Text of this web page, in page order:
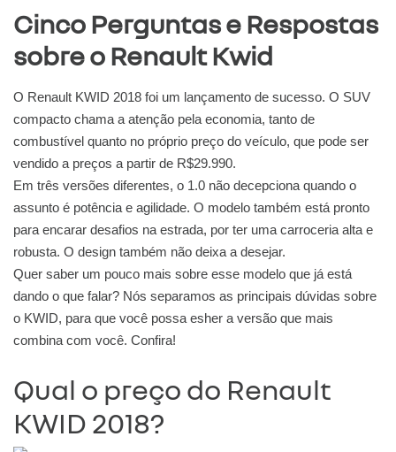
Cinco Perguntas e Respostas
sobre o Renault Kwid
O Renault KWID 2018 foi um lançamento de sucesso. O SUV
compacto chama a atenção pela economia, tanto de
combustível quanto no próprio preço do veículo, que pode ser
vendido a preços a partir de R$29.990.
Em três versões diferentes, o 1.0 não decepciona quando o
assunto é potência e agilidade. O modelo também está pronto
para encarar desafios na estrada, por ter uma carroceria alta e
robusta. O design também não deixa a desejar.
Quer saber um pouco mais sobre esse modelo que já está
dando o que falar? Nós separamos as principais dúvidas sobre
o KWID, para que você possa esher a versão que mais
combina com você. Confira!
Qual o preço do Renault
KWID 2018?